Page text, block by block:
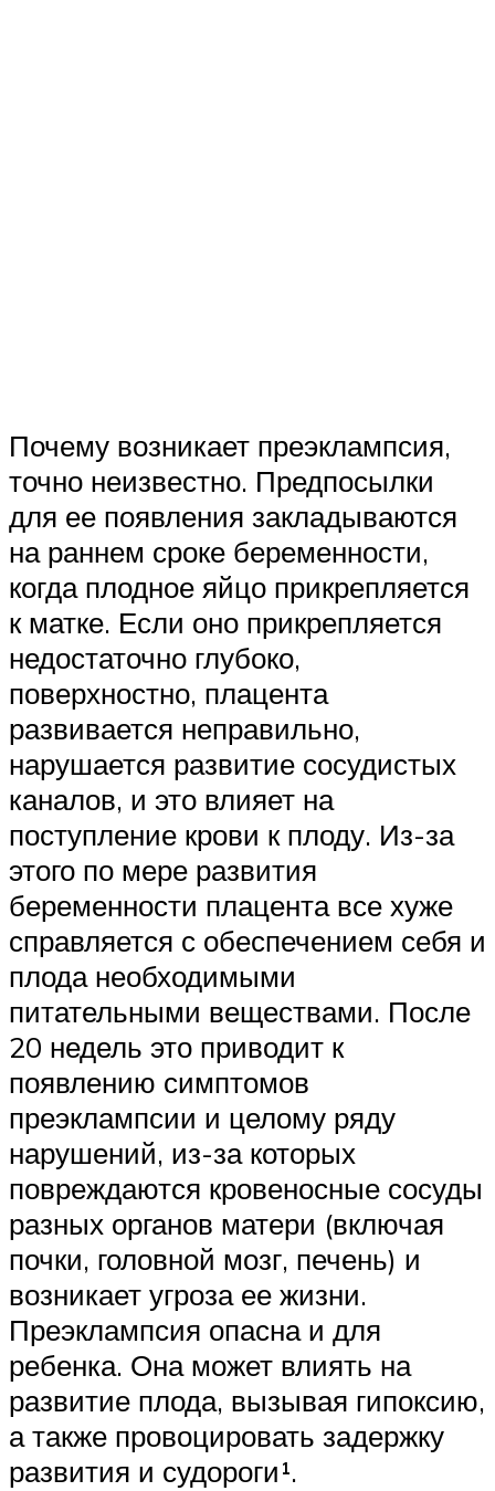
Почему возникает преэклампсия,
точно неизвестно. Предпосылки
для ее появления закладываются
на раннем сроке беременности,
когда плодное яйцо прикрепляется
к матке. Если оно прикрепляется
недостаточно глубоко,
поверхностно, плацента
развивается неправильно,
нарушается развитие сосудистых
каналов, и это влияет на
поступление крови к плоду. Из-за
этого по мере развития
беременности плацента все хуже
справляется с обеспечением себя и
плода необходимыми
питательными веществами. После
20 недель это приводит к
появлению симптомов
преэклампсии и целому ряду
нарушений, из-за которых
повреждаются кровеносные сосуды
разных органов матери (включая
почки, головной мозг, печень) и
возникает угроза ее жизни.
Преэклампсия опасна и для
ребенка. Она может влиять на
развитие плода, вызывая гипоксию,
а также провоцировать задержку
развития и судороги¹.